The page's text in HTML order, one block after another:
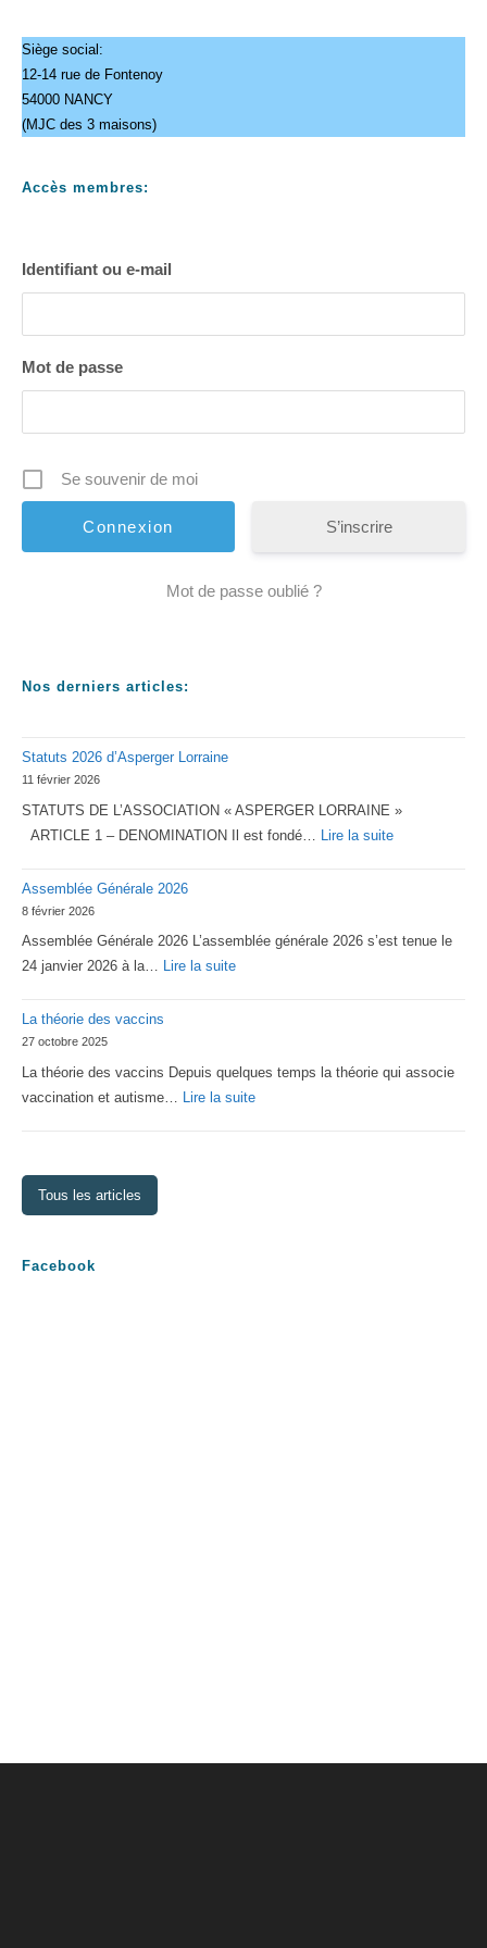
Siège social:
12-14 rue de Fontenoy
54000 NANCY
(MJC des 3 maisons)
Accès membres:
Identifiant ou e-mail
Mot de passe
Se souvenir de moi
S’inscrire
Mot de passe oublié ?
Nos derniers articles:
Statuts 2026 d’Asperger Lorraine
11 février 2026
STATUTS DE L’ASSOCIATION « ASPERGER LORRAINE »
ARTICLE 1 – DENOMINATION Il est fondé… Lire la suite:
Lorraine
Assemblée Générale 2026
8 février 2026
Assemblée Générale 2026 L’assemblée générale 2026 s’est tenue le
24 janvier 2026 à la… Lire la suite:
La théorie des vaccins
27 octobre 2025
La théorie des vaccins Depuis quelques temps la théorie qui associe
vaccination et autisme… Lire la suite:
Tous les articles
Facebook